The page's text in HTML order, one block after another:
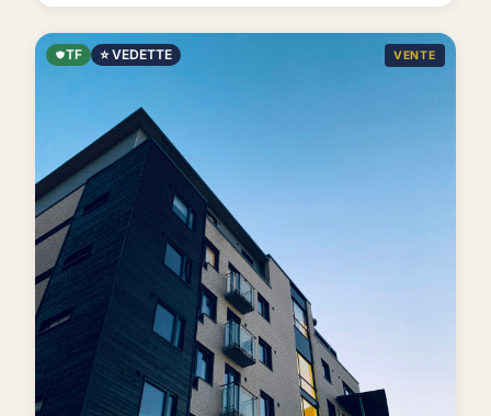
TF ⭐ VEDETTE VENTE